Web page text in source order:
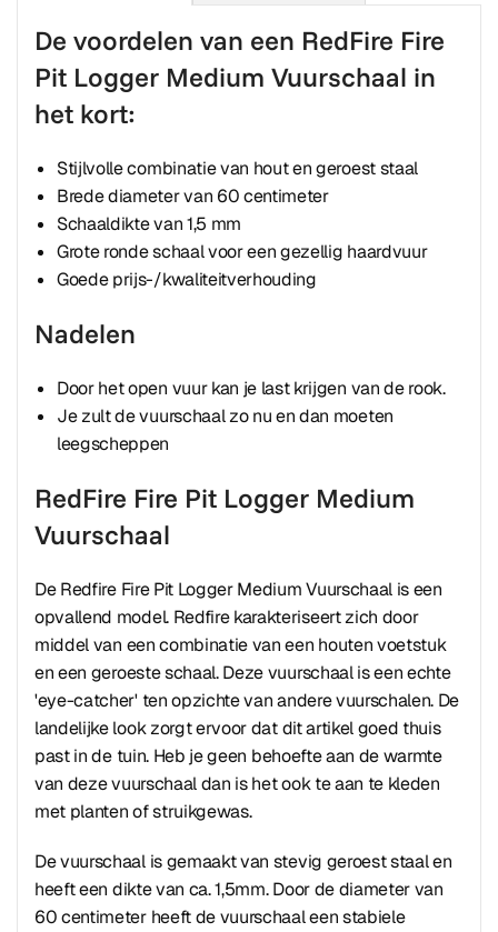
De voordelen van een RedFire Fire
Pit Logger Medium Vuurschaal in
het kort:
Stijlvolle combinatie van hout en geroest staal
Brede diameter van 60 centimeter
Schaaldikte van 1,5 mm
Grote ronde schaal voor een gezellig haardvuur
Goede prijs-/kwaliteitverhouding
Nadelen
Door het open vuur kan je last krijgen van de rook.
Je zult de vuurschaal zo nu en dan moeten
leegscheppen
RedFire Fire Pit Logger Medium
Vuurschaal
De Redfire Fire Pit Logger Medium Vuurschaal is een
opvallend model. Redfire karakteriseert zich door
middel van een combinatie van een houten voetstuk
en een geroeste schaal. Deze vuurschaal is een echte
'eye-catcher' ten opzichte van andere vuurschalen. De
landelijke look zorgt ervoor dat dit artikel goed thuis
past in de tuin. Heb je geen behoefte aan de warmte
van deze vuurschaal dan is het ook te aan te kleden
met planten of struikgewas.
De vuurschaal is gemaakt van stevig geroest staal en
heeft een dikte van ca. 1,5mm. Door de diameter van
60 centimeter heeft de vuurschaal een stabiele